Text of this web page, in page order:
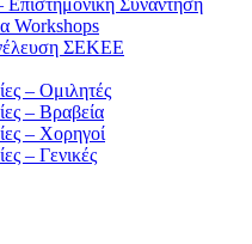
Επιστημονική Συνάντηση
Workshops
ΣΕΚΕΕ
– Ομιλητές
– Βραβεία
– Χορηγοί
– Γενικές